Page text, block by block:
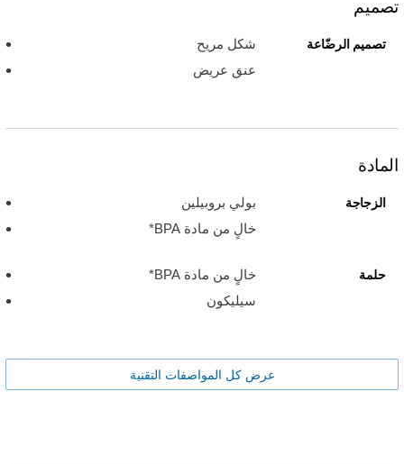
تصميم
تصميم الرضّاعة
شكل مريح
عنق عريض
المادة
الزجاجة
بولي بروبيلين
خالٍ من مادة BPA*
حلمة
خالٍ من مادة BPA*
سيليكون
عرض كل المواصفات التقنية